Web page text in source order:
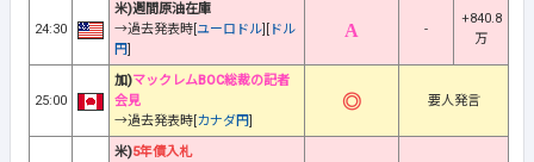
24:30
米)週間原油在庫
→過去発表時[ ユーロドル
ドル
円
-
+840.8
万
25:00
加)マックレムBOC総裁の記者
会見
→過去発表時[ カナダ円
要人発言
米)5年債入札